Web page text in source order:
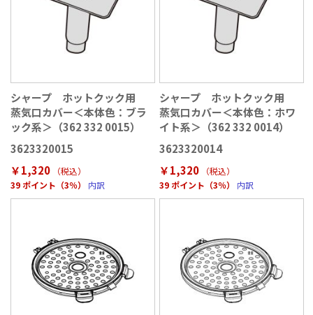
シャープ ホットクック用
蒸気口カバー＜本体色：ブラ
ック系＞（362 332 0015）
3623320015
￥1,320
（税込）
39 ポイント（3％）
内訳
シャープ ホットクック用
蒸気口カバー＜本体色：ホワ
イト系＞（362 332 0014）
3623320014
￥1,320
（税込）
39 ポイント（3％）
内訳